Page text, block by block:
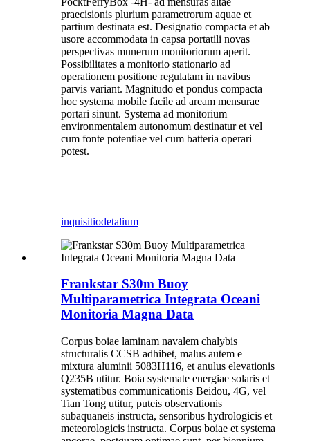
praecisionis plurium parametrorum aquae et
partium destinata est. Designatio compacta et ab
usore accommodata in capsa portatili novas
perspectivas munerum monitoriorum aperit.
Possibilitates a monitorio stationario ad
operationem positione regulatam in navibus
parvis variant. Magnitudo et pondus compacta
hoc systema mobile facile ad aream mensurae
portari sinunt. Systema ad monitorium
environmentalem autonomum destinatur et vel
cum fonte potentiae vel cum batteria operari
potest.
inquisitiodetalium
Frankstar S30m Buoy
Multiparametrica Integrata Oceani
Monitoria Magna Data
Corpus boiae laminam navalem chalybis
structuralis CCSB adhibet, malus autem e
mixtura aluminii 5083H116, et anulus elevationis
Q235B utitur. Boia systemate energiae solaris et
systematibus communicationis Beidou, 4G, vel
Tian Tong utitur, puteis observationis
subaquaneis instructa, sensoribus hydrologicis et
meteorologicis instructa. Corpus boiae et systema